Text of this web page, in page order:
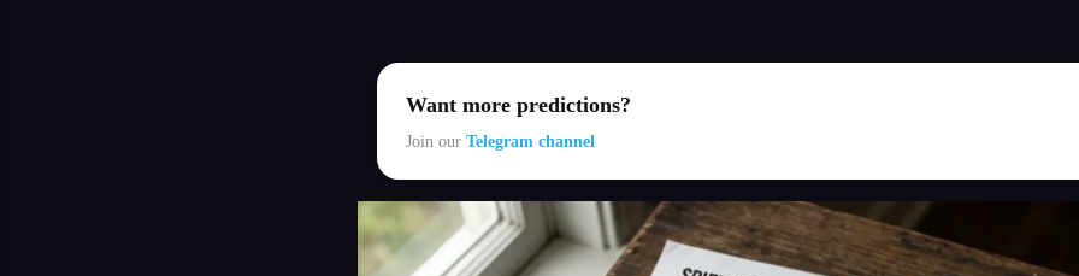
Want more predictions?
Join our Telegram channel